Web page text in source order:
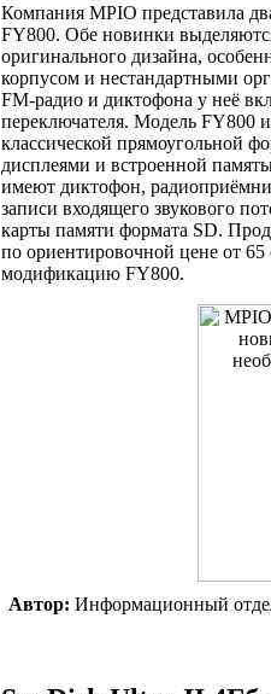
Компания MPIO представила
FY800. Обе новинки
оригинального дизайна,
корпусом и нестандартными
FM-радио и диктофона у неё
переключателя. Модель FY800
классической прямоугольной
дисплеями и встроенной
имеют диктофон,
записи входящего звукового
карты памяти формата SD.
по ориентировочной цене от
модификацию FY800.
Автор: Информационный